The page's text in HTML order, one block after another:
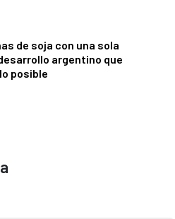
de soja con una sola
argentino que
posible